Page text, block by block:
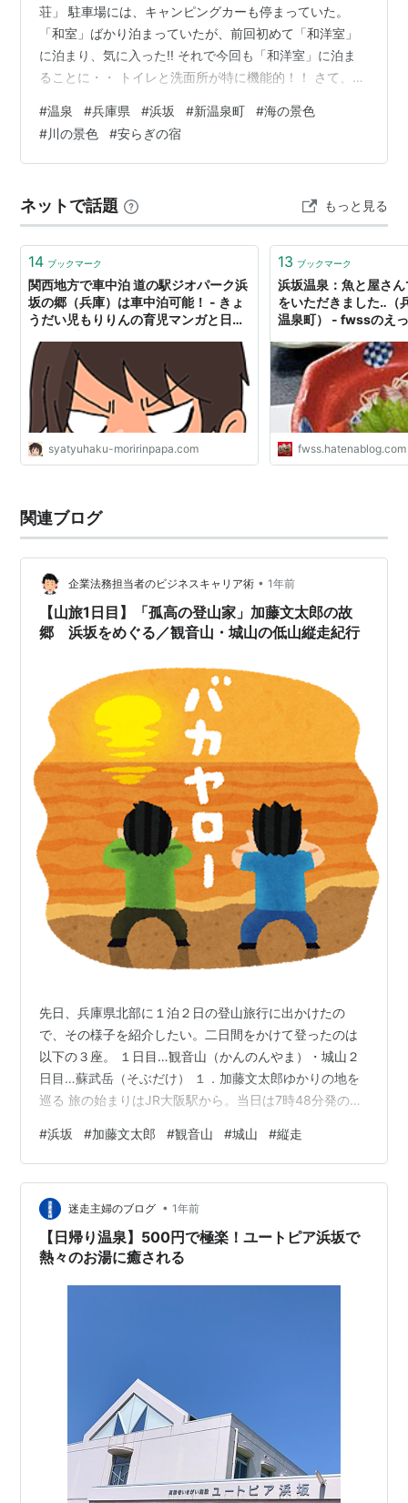
空気が美味しくて飯がうまかったらいいよ
ね！！！
2006年に合併し、「新温泉町」となりました。
浜坂駅 JR西日本（山陰本線）
兵庫県美方郡新温泉町浜坂
荘」 駐車場には、キャンピングカーも停まっていた。
「和室」ばかり泊まっていたが、前回初めて「和洋室」
に泊まり、気に入った!! それで今回も「和洋室」に泊ま
ることに・・ トイレと洗面所が特に機能的！！ さて、早
～！！懐かしい～！！ 浴槽から見える赤い橋（自転車＋
歩行者専用） 浜坂の街並み＋岸田川が浜坂港に出る河口
付近の景色が好き！！ 浜坂温泉の温泉質は「ナトリウ
生！これまで、何度、この湯に元気をもらって来た
か！！
#温泉 #兵庫県 #浜坂 #新温泉町 #海の景色
#川の景色 #安らぎの宿
ネットで話題 もっと見る
14 ブックマーク
関西地方で車中泊 道の駅ジオパーク浜
坂の郷（兵庫）は車中泊可能！ - きょ
うだい児もりりんの育児マンガと日本
syatyuhaku-moririnpapa.com
13 ブックマーク
浜坂温泉：魚と屋さ
をいただきました‥（
温泉町） - fwssのえ
fwss.hatenablog.com
関連ブログ
企業法務担当者のビジネスキャリア術 • 1年前
【山旅1日目】「孤高の登山家」加藤文太郎の故
郷 浜坂をめぐる／観音山・城山の低山縦走紀行
先日、兵庫県北部に１泊２日の登山旅行に出かけたの
で、その様子を紹介したい。二日間をかけて登ったのは
以下の３座。 １日目…観音山（かんのんやま）・城山２
日目…蘇武岳（そぶだけ） １．加藤文太郎ゆかりの地を
巡る 旅の始まりはJR大阪駅から。当日は7時48分発のは
の大阪駅からディーゼル車両に乗るとはなかなか珍しい
経験だ。窓からは青い空が広がり、清々しい気分。はま
かぜはあっという間に姫路駅に停車し、スイッチバック
（！）して播但線を北へ進む。 列車は11時半に浜坂駅
（マップ①）に到着。駅を出て北に向かって歩く。 浜坂
は、「孤高の登山家」として有名な加藤文…
#浜坂 #加藤文太郎 #観音山 #城山 #縦走
迷走主婦のブログ • 1年前
【日帰り温泉】500円で極楽！ユートピア浜坂で
熱々のお湯に癒される